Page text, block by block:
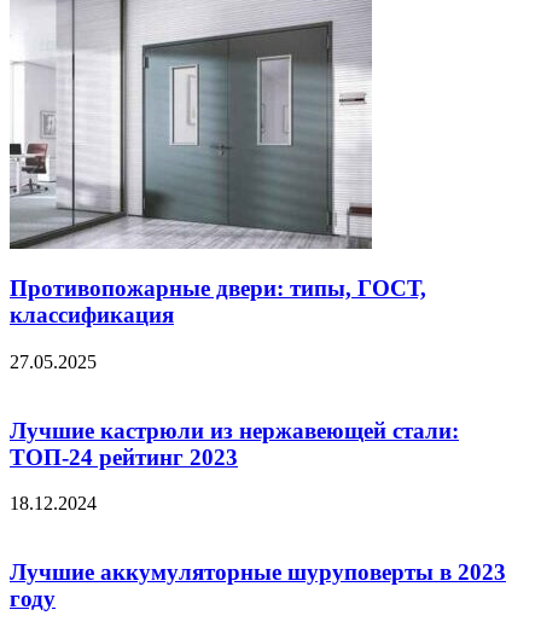
Противопожарные двери: типы, ГОСТ,
классификация
27.05.2025
Лучшие кастрюли из нержавеющей стали:
ТОП-24 рейтинг 2023
18.12.2024
Лучшие аккумуляторные шуруповерты в 2023
году